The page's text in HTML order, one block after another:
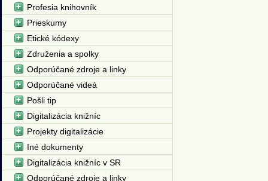
Profesia knihovník
Prieskumy
Etické kódexy
Združenia a spolky
Odporúčané zdroje a linky
Odporúčané videá
Pošli tip
Digitalizácia knižníc
Projekty digitalizácie
Iné dokumenty
Digitalizácia knižníc v SR
Odporúčané zdroje a linky